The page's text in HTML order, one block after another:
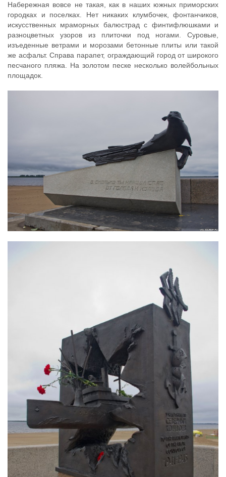
Набережная вовсе не такая, как в наших южных приморских
городках и поселках. Нет никаких клумбочек, фонтанчиков,
искусственных мраморных балюстрад с финтифлюшками и
разноцветных узоров из плиточки под ногами. Суровые,
изъеденные ветрами и морозами бетонные плиты или такой
же асфальт. Справа парапет, ограждающий город от широкого
песчаного пляжа. На золотом песке несколько волейбольных
площадок.